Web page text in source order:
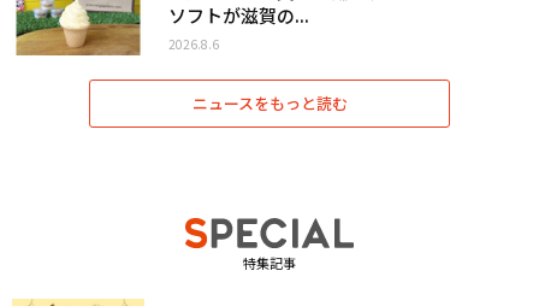
ソフトが滋賀の...
2026.8.6
ニュースをもっと読む
特集記事